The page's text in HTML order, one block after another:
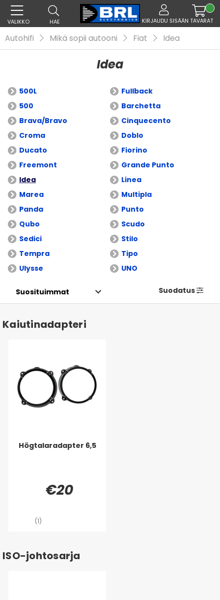
VALIKKO HAE KIRJAUDU SISÄÄN TAVARAT
Autohifi Mikä sopii autooni Fiat Idea
Idea
500L
Fullback
500
Barchetta
Brava/Bravo
Cinquecento
Croma
Doblo
Ducato
Fiorino
Freemont
Grande Punto
Idea
Linea
Marea
Multipla
Panda
Punto
Qubo
Scudo
Sedici
Stilo
Tempra
Tipo
Ulysse
UNO
Suodatus
Kaiutinadapteri
Högtalaradapter 6,5
€20
(1)
ISO-johtosarja